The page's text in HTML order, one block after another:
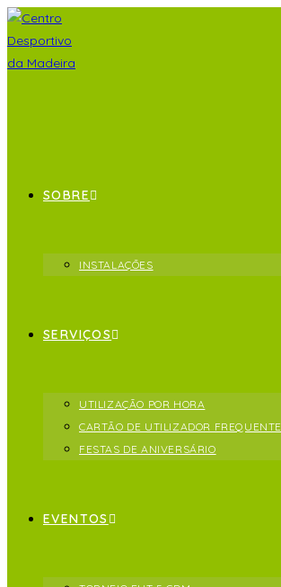
SOBRE
INSTALAÇÕES
SERVIÇOS
UTILIZAÇÃO POR HORA
CARTÃO DE UTILIZADOR FREQUENTE
FESTAS DE ANIVERSÁRIO
EVENTOS